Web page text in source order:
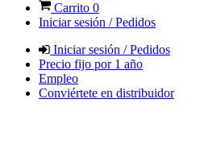
Carrito 0
Iniciar sesión / Pedidos
Iniciar sesión / Pedidos
Precio fijo por 1 año
Empleo
Conviértete en distribuidor